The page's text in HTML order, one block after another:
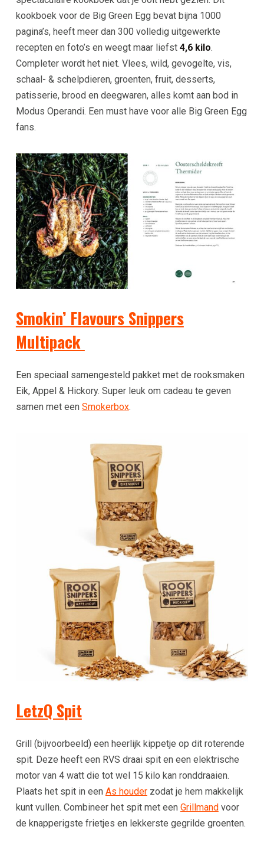
kookboek voor de Big Green Egg bevat bijna 1000
pagina’s, heeft meer dan 300 volledig uitgewerkte
recepten en foto’s en weegt maar liefst 4,6 kilo.
Completer wordt het niet. Vlees, wild, gevogelte, vis,
schaal- & schelpdieren, groenten, fruit, desserts,
patisserie, brood en deegwaren, alles komt aan bod in
Modus Operandi. Een must have voor alle Big Green Egg
fans.
Smokin’ Flavours Snippers
Multipack
Een speciaal samengesteld pakket met de rooksmaken
Eik, Appel & Hickory. Super leuk om cadeau te geven
samen met een Smokerbox.
LetzQ Spit
Grill (bijvoorbeeld) een heerlijk kippetje op dit roterende
spit. Deze heeft een RVS draai spit en een elektrische
motor van 4 watt die tot wel 15 kilo kan ronddraaien.
Plaats het spit in een As houderzodat je hem makkelijk
kunt vullen. Combineer het spit met een Grillmandvoor
de knapperigste frietjes en lekkerste gegrilde groenten.